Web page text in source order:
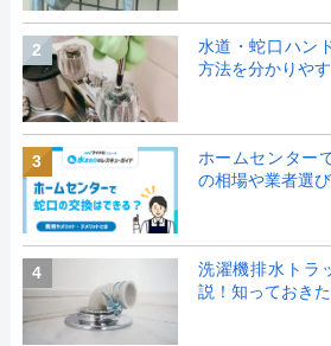
2
水道・蛇口ハン
方法を分かりや
3
ホームセンター
の相場や業者選
4
洗濯機排水トラ
説！知っておき